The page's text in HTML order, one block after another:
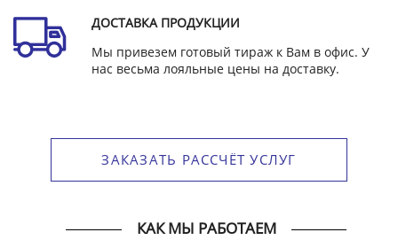
ДОСТАВКА ПРОДУКЦИИ
Мы привезем готовый тираж к Вам в офис. У
нас весьма лояльные цены на доставку.
ЗАКАЗАТЬ РАССЧЁТ УСЛУГ
КАК МЫ РАБОТАЕМ